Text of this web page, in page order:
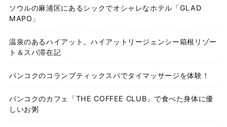
ソウルの麻浦区にあるシックでオシャレなホテル「GLAD
MAPO」
温泉のあるハイアット。ハイアットリージェンシー箱根リゾー
ト＆スパ滞在記
バンコクのコランブティックスパでタイマッサージを体験！
バンコクのカフェ「THE COFFEE CLUB」で食べた身体に優
しいお粥